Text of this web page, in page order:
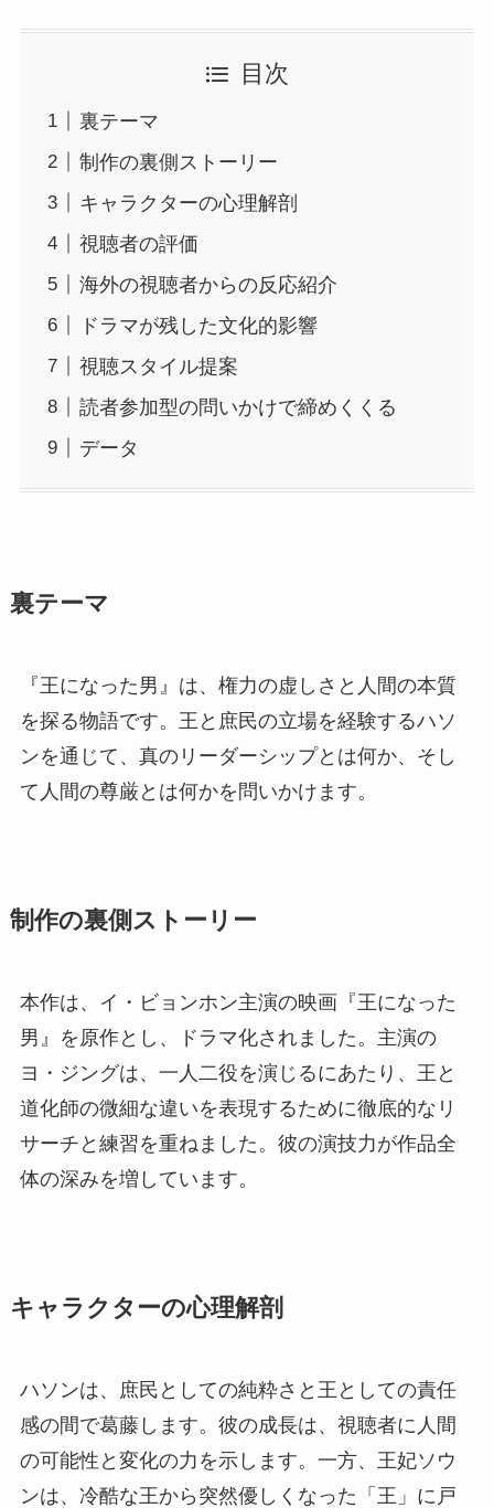
目次
裏テーマ
制作の裏側ストーリー
キャラクターの心理解剖
視聴者の評価
海外の視聴者からの反応紹介
ドラマが残した文化的影響
視聴スタイル提案
読者参加型の問いかけで締めくくる
データ
裏テーマ
『王になった男』は、権力の虚しさと人間の本質
を探る物語です。王と庶民の立場を経験するハソ
ンを通じて、真のリーダーシップとは何か、そし
て人間の尊厳とは何かを問いかけます。
制作の裏側ストーリー
本作は、イ・ビョンホン主演の映画『王になった
男』を原作とし、ドラマ化されました。主演の
ヨ・ジングは、一人二役を演じるにあたり、王と
道化師の微細な違いを表現するために徹底的なリ
サーチと練習を重ねました。彼の演技力が作品全
体の深みを増しています。
キャラクターの心理解剖
ハソンは、庶民としての純粋さと王としての責任
感の間で葛藤します。彼の成長は、視聴者に人間
の可能性と変化の力を示します。一方、王妃ソウ
ンは、冷酷な王から突然優しくなった「王」に戸